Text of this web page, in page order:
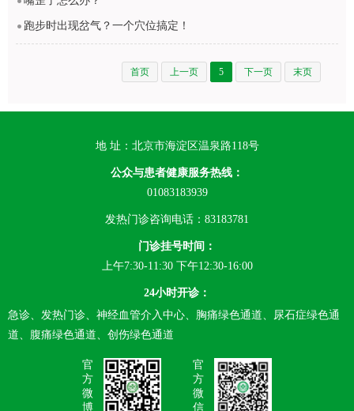
跑步时出现岔气？一个穴位搞定！
首页 上一页 5 下一页 末页
地 址：北京市海淀区温泉路118号
公众与患者健康服务热线：
01083183939
发热门诊咨询电话：83183781
门诊挂号时间：
上午7:30-11:30 下午12:30-16:00
24小时开诊：
急诊、发热门诊、神经血管介入中心、胸痛绿色通道、尿石症绿色通
道、腹痛绿色通道、创伤绿色通道
官
方
微
博
官
方
微
信